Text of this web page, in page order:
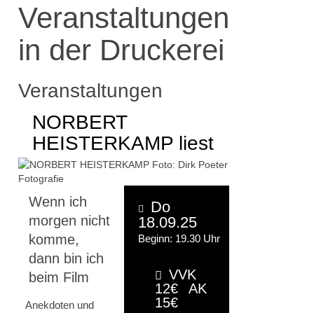
Veranstaltungen
in der Druckerei
Veranstaltungen
NORBERT
HEISTERKAMP liest
Wenn ich
morgen nicht
komme,
dann bin ich
beim Film
Anekdoten und
Do
18.09.25
Beginn: 19.30 Uhr
VVK
12€
AK
15€